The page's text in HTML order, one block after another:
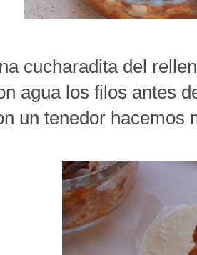
cucharadita del
agua los filos antes
un tenedor hacemos